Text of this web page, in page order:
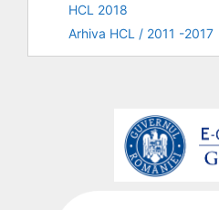
HCL 2018
Arhiva HCL / 2011 -2017